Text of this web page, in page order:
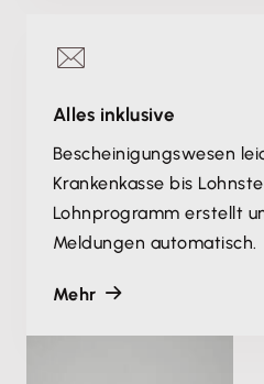
Alles inklusive
Bescheinigungswesen
Krankenkasse bis
Lohnprogramm erstellt
Meldungen automatisch.
Mehr